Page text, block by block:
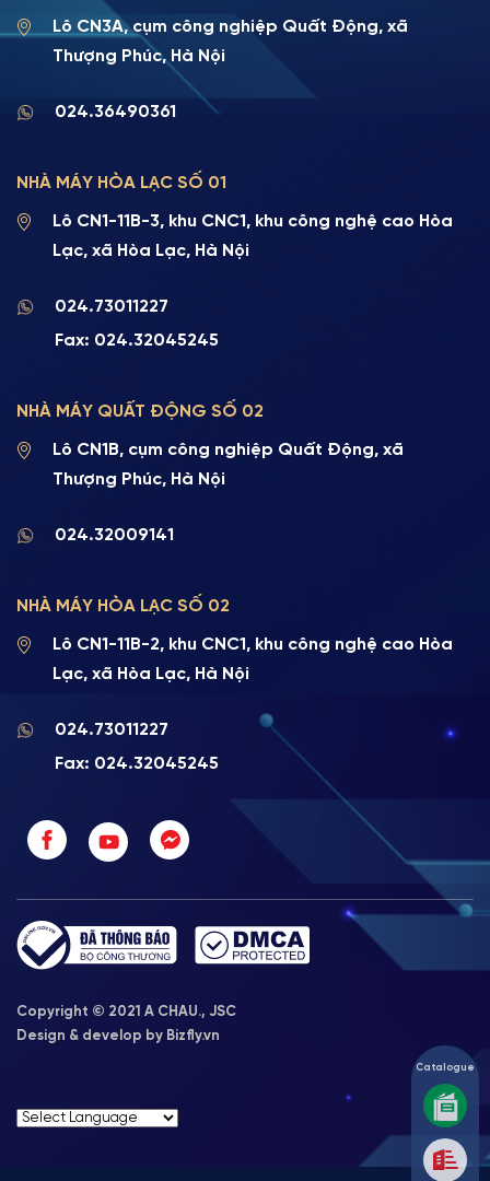
Lô CN3A, cụm công nghiệp Quất Động, xã
Thượng Phúc, Hà Nội
024.36490361
NHÀ MÁY HÒA LẠC SỐ 01
Lô CN1-11B-3, khu CNC1, khu công nghệ cao Hòa
Lạc, xã Hòa Lạc, Hà Nội
024.73011227
Fax: 024.32045245
NHÀ MÁY QUẤT ĐỘNG SỐ 02
Lô CN1B, cụm công nghiệp Quất Động, xã
Thượng Phúc, Hà Nội
024.32009141
NHÀ MÁY HÒA LẠC SỐ 02
Lô CN1-11B-2, khu CNC1, khu công nghệ cao Hòa
Lạc, xã Hòa Lạc, Hà Nội
024.73011227
Fax: 024.32045245
Copyright © 2021 A CHAU., JSC
Design & develop by Bizfly.vn
Catalogue